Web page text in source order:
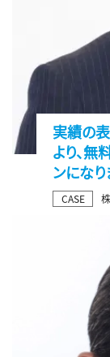
実績の
より、
ンになり
CASE